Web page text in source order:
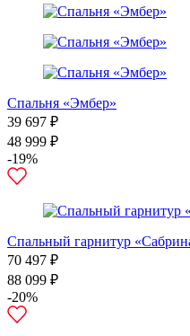
Спальня «Эмбер»
39 697 ₽
48 999 ₽
-19%
Спальный гарнитур
70 497 ₽
88 099 ₽
-20%